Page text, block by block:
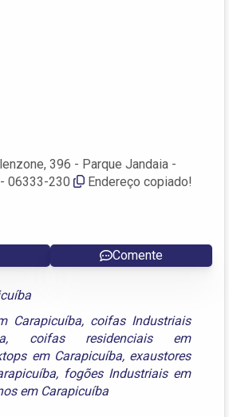
396 - Parque Jandaia -
06333-230
Endereço copiado!
Comente
Carapicuíba, coifas Industriais
, coifas residenciais em
em Carapicuíba, exaustores
, fogões Industriais em
em Carapicuíba